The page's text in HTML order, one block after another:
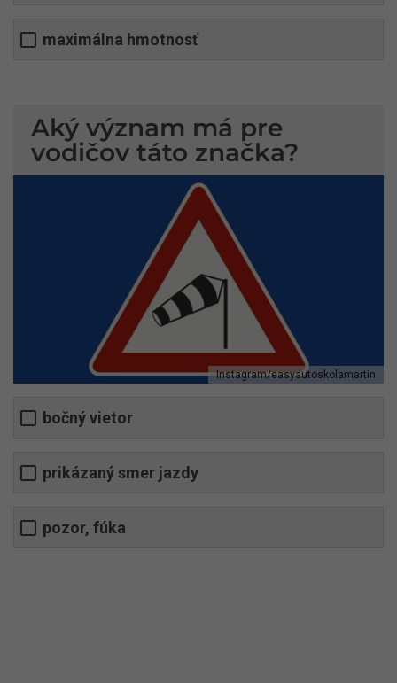
maximálna hmotnosť
Aký význam má pre
vodičov táto značka?
Instagram/easyautoskolamartin
bočný vietor
prikázaný smer jazdy
pozor, fúka